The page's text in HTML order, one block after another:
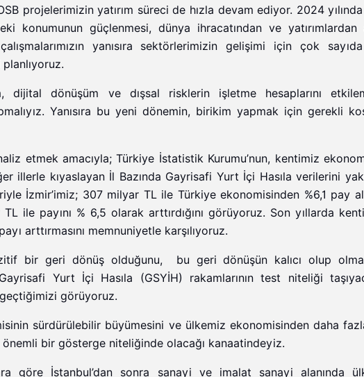
projelerimizin yatırım süreci de hızla devam ediyor. 2024
konumunun güçlenmesi, dünya ihracatından ve yatırımlardan
yanısıra sektörlerimizin gelişimi için çok
dijital dönüşüm ve dışsal risklerin işletme hesaplarını
Yanısıra bu yeni dönemin, birikim yapmak için gerekli
etmek amacıyla; Türkiye İstatistik Kurumu’nun, kentimiz
illerle kıyaslayan İl Bazında Gayrisafi Yurt İçi Hasıla verilerini
İzmir’imiz; 307 milyar TL ile Türkiye ekonomisinden %6,1 pay
ile payını % 6,5 olarak arttırdığını görüyoruz. Son yıllarda
arttırmasını memnuniyetle karşılıyoruz.
bir geri dönüş olduğunu,
bu geri dönüşün kalıcı olup
Yurt İçi Hasıla (GSYİH) rakamlarının test niteliği
görüyoruz.
sürdürülebilir büyümesini ve ülkemiz ekonomisinden daha
önemli bir gösterge niteliğinde olacağı kanaatindeyiz.
göre İstanbul’dan sonra sanayi ve imalat sanayi alanında